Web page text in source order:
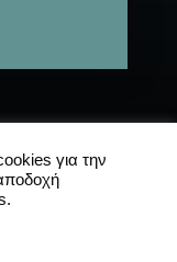
|Συχνές
|Πολιτική
για την